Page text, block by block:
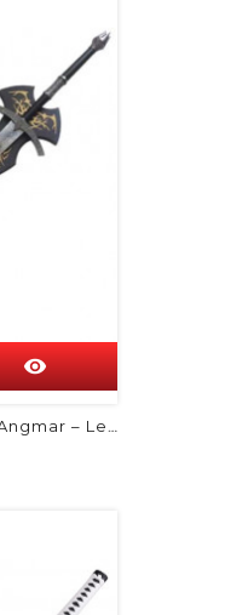
visibility
Épée Du Roi Sorcier D'Angmar – Le...